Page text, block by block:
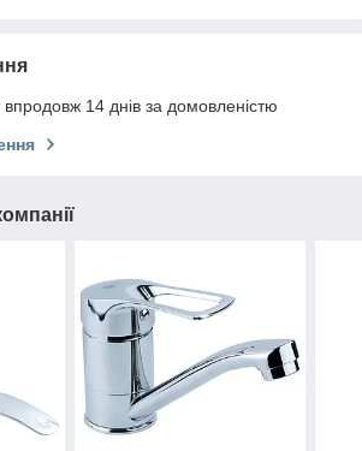
14 днів за домовленістю